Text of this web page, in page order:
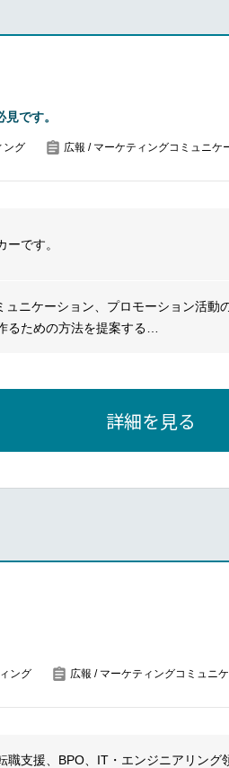
です。
ング 広報 / マーケティングコミュニケ
です。
ニケーション、プロモーション活動
るための方法を提案する
ブランドガイドライン、商品や選手に
消費者インサイトがマーケティング
情報と活動やマーケティング活動に
詳細を見る
ング 広報 / マーケティングコミュニ
職支援、BPO、IT・エンジニアリング